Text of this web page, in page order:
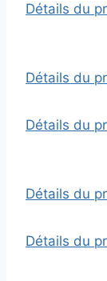
Détails du
Détails du
Détails du
Détails du
Détails du